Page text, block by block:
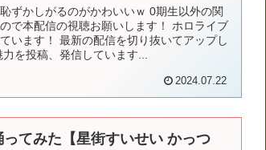
ずかしがるのがかわいいｗ 0期生以外の関
で本配信の視聴お願いします！ ホロライブ
います！ 最新の配信を切り抜いてアップし
を投稿、発信しています...
2024.07.22
てみた【星街すいせい かっつ